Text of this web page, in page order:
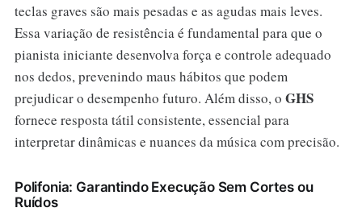
teclas graves são mais pesadas e as agudas mais leves.
Essa variação de resistência é fundamental para que o
pianista iniciante desenvolva força e controle adequado
nos dedos, prevenindo maus hábitos que podem
prejudicar o desempenho futuro. Além disso, o GHS
fornece resposta tátil consistente, essencial para
interpretar dinâmicas e nuances da música com precisão.
Polifonia: Garantindo Execução Sem Cortes ou
Ruídos